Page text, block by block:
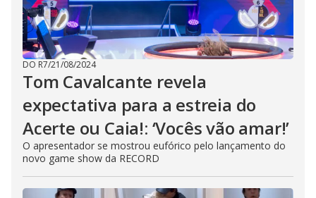
DO R7/21/08/2024
Tom Cavalcante revela
expectativa para a estreia do
Acerte ou Caia!: ‘Vocês vão amar!’
O apresentador se mostrou eufórico pelo lançamento do
novo game show da RECORD